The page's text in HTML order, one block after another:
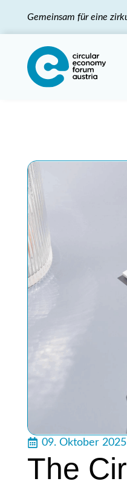
Gemeinsam für eine
09. Oktober 2025
The